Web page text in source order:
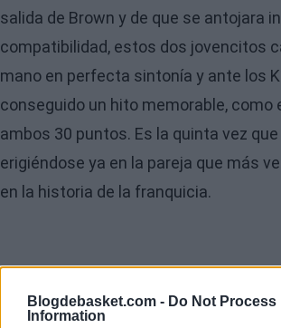
Blogdebasket.com - Do Not
Information
salida de Brown y de que se antojara
compatibilidad, estos dos jovencitos
mano en perfecta sintonía y ante los
conseguido un hito memorable, como
ambos 30 puntos. Es la quinta vez que
erigiéndose ya en la pareja que más
en la historia de la franquicia.